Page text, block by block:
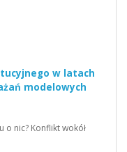
w latach
modelowych
o nic? Konflikt wokół